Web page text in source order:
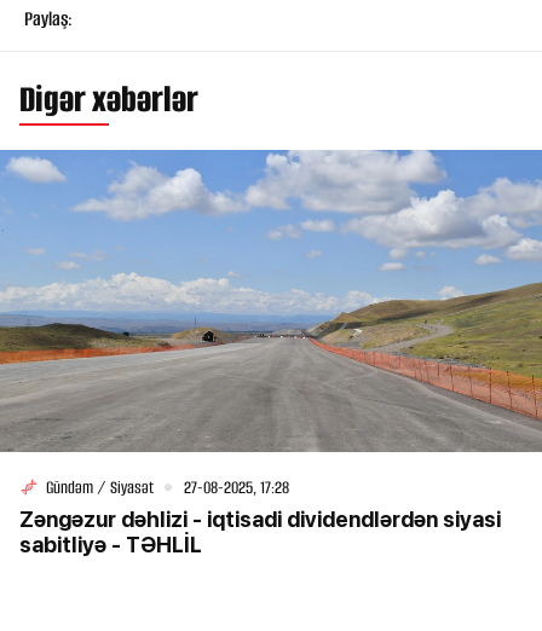
Paylaş:
Digər xəbərlər
Gündəm / Siyasət 27-08-2025, 17:28
Zəngəzur dəhlizi - iqtisadi dividendlərdən siyasi
sabitliyə - TƏHLİL